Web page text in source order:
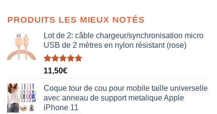
était :
38,00€.
est :
19,00€.
PRODUITS LES MIEUX NOTÉS
Lot de 2: câble chargeur/synchronisation micro
USB de 2 mètres en nylon résistant (rose)
Note5.00
11,50€
Coque tour de cou pour mobile taille universelle
avec anneau de support metalique Apple
iPhone 11